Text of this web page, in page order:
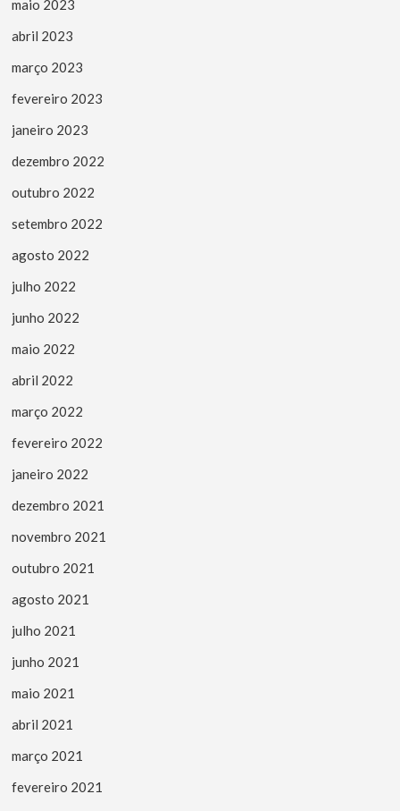
maio 2023
abril 2023
março 2023
fevereiro 2023
janeiro 2023
dezembro 2022
outubro 2022
setembro 2022
agosto 2022
julho 2022
junho 2022
maio 2022
abril 2022
março 2022
fevereiro 2022
janeiro 2022
dezembro 2021
novembro 2021
outubro 2021
agosto 2021
julho 2021
junho 2021
maio 2021
abril 2021
março 2021
fevereiro 2021